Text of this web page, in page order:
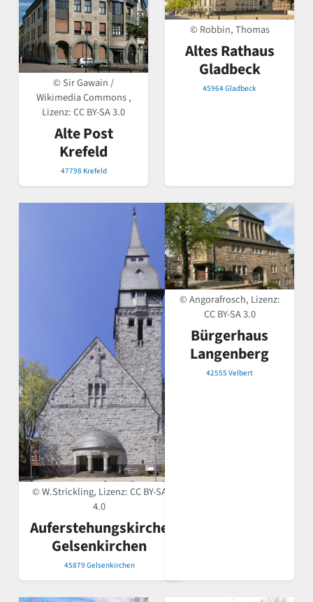
© Sir Gawain /
Wikimedia Commons ,
Lizenz:CC BY-SA 3.0
Alte Post
Krefeld
47798 Krefeld
© Robbin, Thomas
Altes Rathaus
Gladbeck
45964 Gladbeck
© W.Strickling, Lizenz:CC BY-SA
4.0
Auferstehungskirche
Gelsenkirchen
45879 Gelsenkirchen
© Angorafrosch, Lizenz:
CC BY-SA 3.0
Bürgerhaus
Langenberg
42555 Velbert